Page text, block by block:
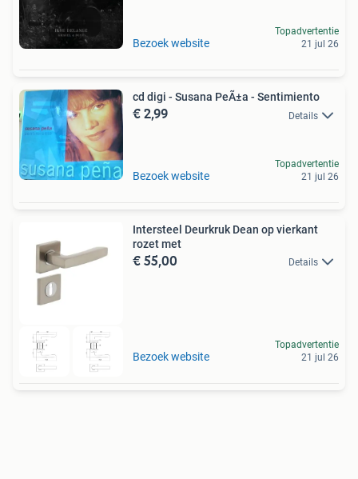
Bezoek website
Topadvertentie
21 jul 26
cd digi - Susana PeÃ±a - Sentimiento
€ 2,99 Details
Bezoek website
Topadvertentie
21 jul 26
Intersteel Deurkruk Dean op vierkant
rozet met
€ 55,00 Details
Bezoek website
Topadvertentie
21 jul 26